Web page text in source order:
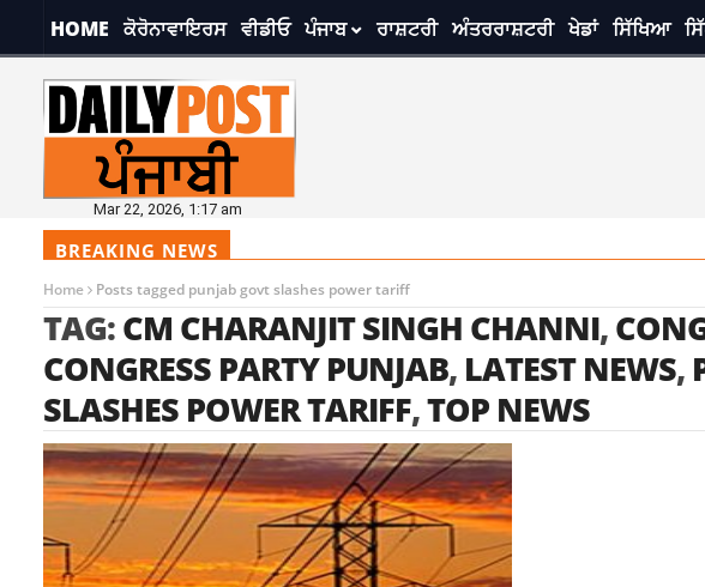
HOME ਕੋਰੋਨਾਵਾਇਰਸ ਵੀਡੀਓ ਪੰਜਾਬ ਰਾਸ਼ਟਰੀ ਅੰਤਰਰਾਸ਼ਟਰੀ ਖੇਡਾਂ ਸਿੱਖਿਆ
Mar 22, 2026, 1:17 am
BREAKING NEWS
Home Posts tagged punjab govt slashes power tariff
TAG:CM CHARANJIT SINGH CHANNI,
CONGRESS PARTY PUNJAB, LATEST NEWS,
SLASHES POWER TARIFF,TOP NEWS